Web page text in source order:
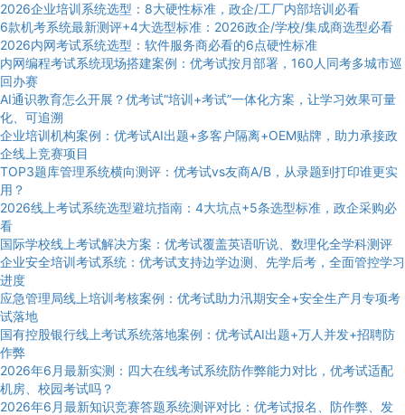
2026企业培训系统选型：8大硬性标准，政企/工厂内部培训必看
6款机考系统最新测评+4大选型标准：2026政企/学校/集成商选型必看
2026内网考试系统选型：软件服务商必看的6点硬性标准
内网编程考试系统现场搭建案例：优考试按月部署，160人同考多城市巡
回办赛
AI通识教育怎么开展？优考试“培训+考试”一体化方案，让学习效果可量
化、可追溯
企业培训机构案例：优考试AI出题+多客户隔离+OEM贴牌，助力承接政
企线上竞赛项目
TOP3题库管理系统横向测评：优考试vs友商A/B，从录题到打印谁更实
用？
2026线上考试系统选型避坑指南：4大坑点+5条选型标准，政企采购必
看
国际学校线上考试解决方案：优考试覆盖英语听说、数理化全学科测评
企业安全培训考试系统：优考试支持边学边测、先学后考，全面管控学习
进度
应急管理局线上培训考核案例：优考试助力汛期安全+安全生产月专项考
试落地
国有控股银行线上考试系统落地案例：优考试AI出题+万人并发+招聘防
作弊
2026年6月最新实测：四大在线考试系统防作弊能力对比，优考试适配
机房、校园考试吗？
2026年6月最新知识竞赛答题系统测评对比：优考试报名、防作弊、发